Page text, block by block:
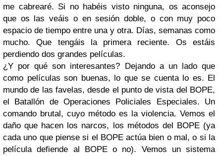
me cabrearé. Si no habéis visto ninguna, os aconsejo
que os las veáis o en sesión doble, o con muy poco
espacio de tiempo entre una y otra. Días, semanas como
mucho. Que tengáis la primera reciente. Os estáis
perdiendo dos grandes películas.
¿Y por qué son interesantes? Dejando a un lado que
como películas son buenas, lo que se cuenta lo es. El
mundo de las favelas, desde el punto de vista del BOPE,
el Batallón de Operaciones Policiales Especiales. Un
comando brutal, cuyo método es la violencia. Vemos el
daño que hacen los narcos, los métodos del BOPE (ya
cada uno que piense si el BOPE actúa bien o mal, o si la
película defiende al BOPE o no). Vemos un sistema